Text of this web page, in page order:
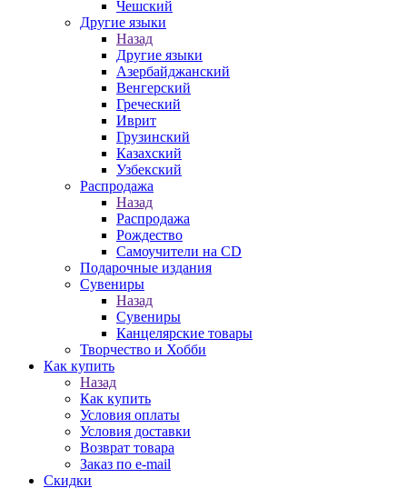
Чешский
Другие языки
Назад
Другие языки
Азербайджанский
Венгерский
Греческий
Иврит
Грузинский
Казахский
Узбекский
Распродажа
Назад
Распродажа
Рождество
Самоучители на CD
Подарочные издания
Сувениры
Назад
Сувениры
Канцелярские товары
Творчество и Хобби
Как купить
Назад
Как купить
Условия оплаты
Условия доставки
Возврат товара
Заказ по e-mail
Скидки